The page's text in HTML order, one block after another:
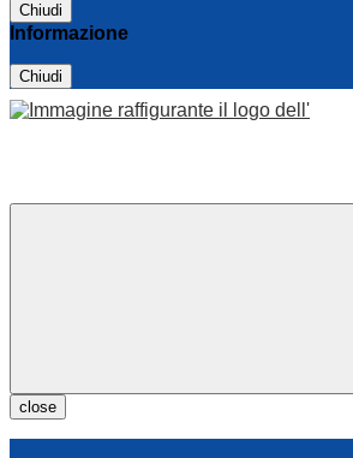
Chiudi
Informazione
Chiudi
close